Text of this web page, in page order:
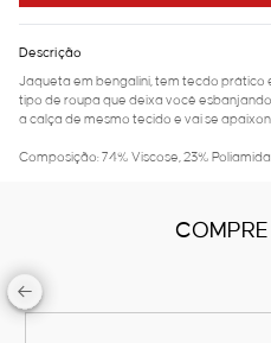
Descrição
Jaqueta em bengalini, tem tecdo prático
tipo de roupa que deixa você
a calça de mesmo tecido e vai se
Composição: 74% Viscose, 23%